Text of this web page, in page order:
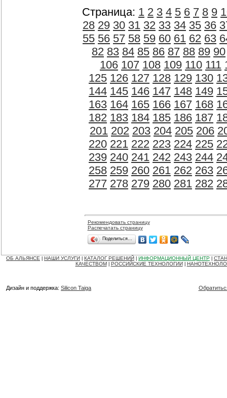
Страница: 1 2 3 4 5 6 7 8 9
28 29 30 31 32 33 34 35 36
55 56 57 58 59 60 61 62 63
82 83 84 85 86 87 88 89 90
106 107 108 109 110 111
125 126 127 128 129 130
144 145 146 147 148 149
163 164 165 166 167 168
182 183 184 185 186 187
201 202 203 204 205 206
220 221 222 223 224 225
239 240 241 242 243 244
258 259 260 261 262 263
277 278 279 280 281 282
Рекомендовать страницу
Распечатать страницу
Поделиться…
ОБ АЛЬЯНСЕ НАШИ УСЛУГИ КАТАЛОГ РЕШЕНИЙ ИНФОРМАЦИОННЫЙ ЦЕНТР
КАЧЕСТВОМ
РОССИЙСКИЕ ТЕХНОЛОГИИ
Дизайн и поддержка: Silicon Taiga